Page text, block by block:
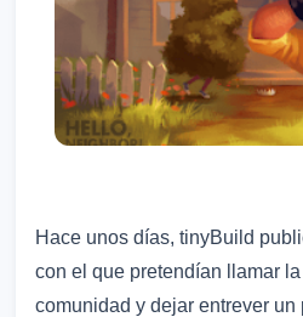
Hace unos días, tinyBuild
con el que pretendían llamar
comunidad y dejar entrever un